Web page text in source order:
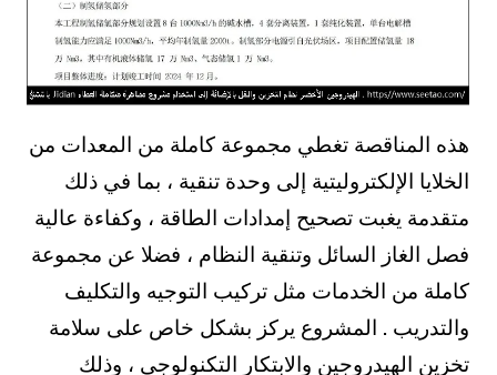
هذه المناقصة تغطي مجموعة كاملة من المعدات من
الخلايا الإلكتروليتية إلى وحدة تنقية ، بما في ذلك
متقدمة يغبت تصحيح إمدادات الطاقة ، وكفاءة عالية
فصل الغاز السائل وتنقية النظام ، فضلا عن مجموعة
كاملة من الخدمات مثل تركيب التوجيه والتكليف
والتدريب . المشروع يركز بشكل خاص على سلامة
تخزين الهيدروجين والابتكار التكنولوجي ، وذلك